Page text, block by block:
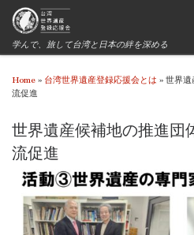
学んで、旅して台湾と日本の絆を深める
Home » 台湾世界遺産登録応援会とは » 世界遺
流促進
世界遺産候補地の推進団
流促進